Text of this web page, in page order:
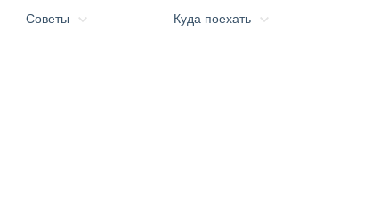
Советы Куда поехать